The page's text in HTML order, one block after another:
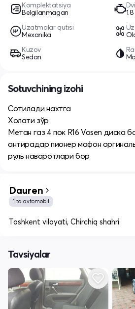
Komplektatsiya
Belgilanmagan
Uzatmalar qutisi
Mexanika
Kuzov
Sedan
Sotuvchining izohi
Сотилади нахтга
Холати зўр
Метан газ 4 пок R16 Vosen диска
антирадар пионер мафон
руль наваротлари бор
Dauren
1 ta avtomobil
Toshkent viloyati, Chirchiq shahri
Tavsiyalar